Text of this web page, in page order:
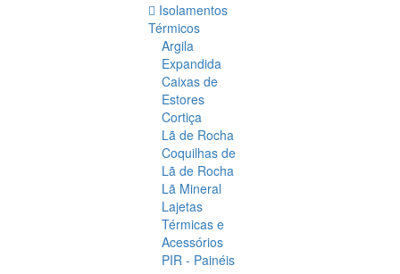
Isolamentos
Térmicos
Argila
Expandida
Caixas de
Estores
Cortiça
Lã de Rocha
Coquilhas de
Lã de Rocha
Lã Mineral
Lajetas
Térmicas e
Acessórios
PIR - Painéis